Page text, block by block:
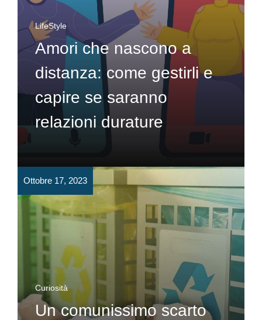
LifeStyle
Amori che nascono a
distanza: come gestirli e
capire se saranno
relazioni durature
Ottobre 17, 2023
Curiosità
Un comunissimo scarto